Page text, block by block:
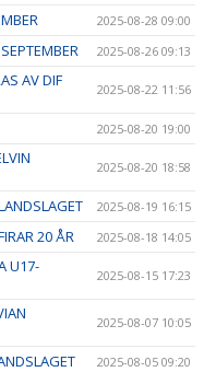
2025-08-28 09:00
2025-08-26 09:13
AV DIF
2025-08-22 11:56
2025-08-20 19:00
2025-08-20 18:58
2025-08-19 16:15
20 ÅR 2025-08-18 14:05
U17-
2025-08-15 17:23
2025-08-07 10:05
2025-08-05 09:20